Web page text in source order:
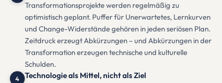
Transformationsprojekte werden regelmäßig zu
optimistisch geplant. Puffer für Unerwartetes, Lernkurven
und Change-Widerstände gehören in jeden seriösen Plan.
Zeitdruck erzeugt Abkürzungen – und Abkürzungen in der
Transformation erzeugen technische und kulturelle
Schulden.
4 Technologie als Mittel, nicht als Ziel